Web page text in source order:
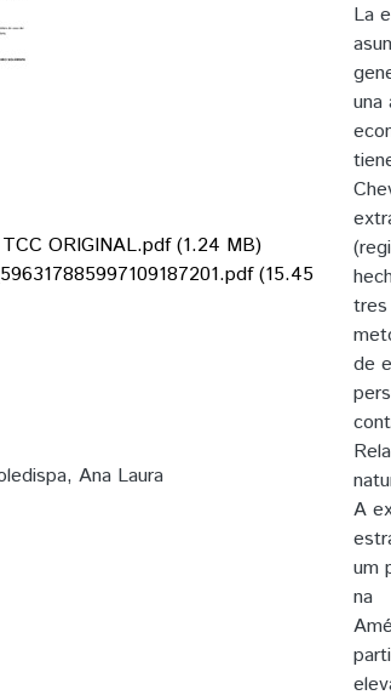
ORIGINAL.pdf(1.24 MB)
(15.45
Ana Laura
La
una
tres
de
A
um
na